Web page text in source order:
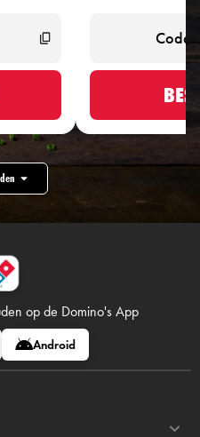
op de Domino's App
Android